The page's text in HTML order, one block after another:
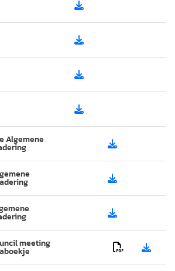




Algemene 


meeting  